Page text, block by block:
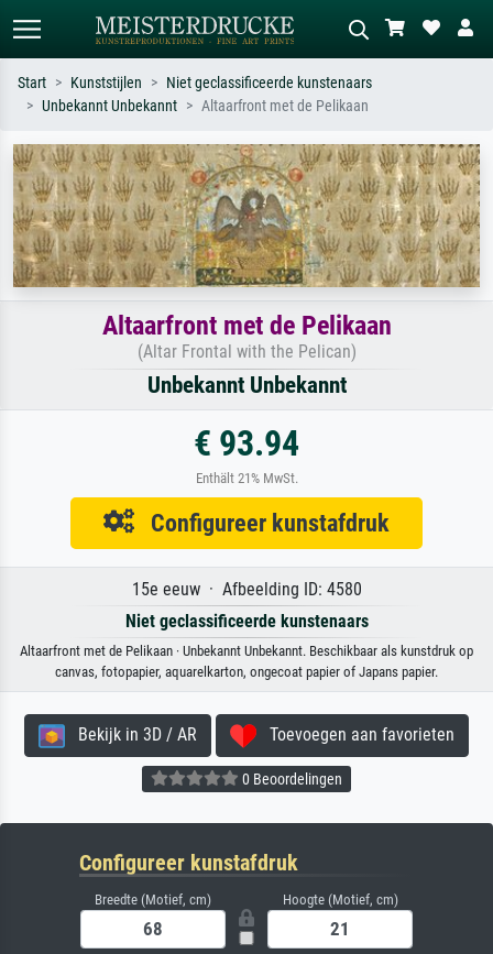
Zoek op kunstenaar, titel of stijl – bijv.
Monet, Sterrennacht, impressionisme,
Hokusai-golf, naakt.
Beschrijf de scène – bijv. groene
weide, abstract met veel rood, donker
olieverfschilderij, staand naakt naast
een boom.
Start Kunststijlen
Niet geclassificeerde kunstenaars
Unbekannt Unbekannt
Altaarfront met de Pelikaan
Altaarfront met de Pelikaan
(Altar Frontal with the Pelican)
Unbekannt Unbekannt
€ 93.94
Enthält 21% MwSt.
Configureer kunstafdruk
15e eeuw · Afbeelding ID: 4580
Niet geclassificeerde kunstenaars
Altaarfront met de Pelikaan · Unbekannt Unbekannt. Beschikbaar als kunstdruk op
canvas, fotopapier, aquarelkarton, ongecoat papier of Japans papier.
Bekijk in 3D / AR Toevoegen aan favorieten
0 Beoordelingen
Configureer kunstafdruk
Breedte (Motief, cm) Hoogte (Motief, cm)